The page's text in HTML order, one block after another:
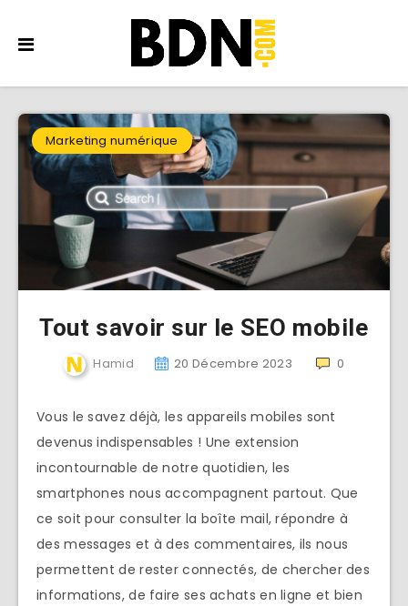
Marketing numérique
Tout savoir sur le SEO mobile
Hamid 20 Décembre 2023 0
Vous le savez déjà, les appareils mobiles sont
devenus indispensables ! Une extension
incontournable de notre quotidien, les
smartphones nous accompagnent partout. Que
ce soit pour consulter la boîte mail, répondre à
des messages et à des commentaires, ils nous
permettent de rester connectés, de chercher des
informations, de faire ses achats en ligne et bien